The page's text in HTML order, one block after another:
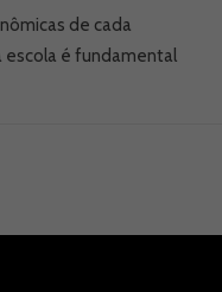
de cada
escola é fundamental